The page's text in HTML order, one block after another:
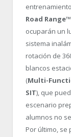
Road Range™
ocuparán un
sistema
rotación de
blancos
(Multi-
SIT), que
escenario
alumnos no
Por último, se